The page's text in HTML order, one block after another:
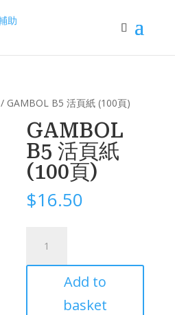
/ GAMBOL B5 活頁紙 (100頁)
GAMBOL
B5 活頁紙
(100頁)
$16.50
活
Add to
basket